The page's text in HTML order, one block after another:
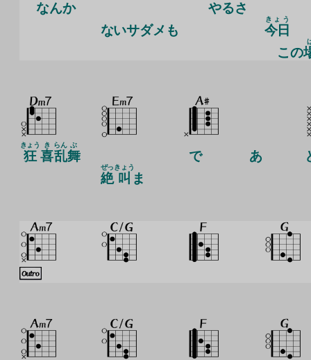
なんか
ないサダメも
やるさ
今日
きょう
この
狂
きょう
喜
き
乱
らん
舞
ぶ
絶
ぜっ
叫
きょう
ま
で あ